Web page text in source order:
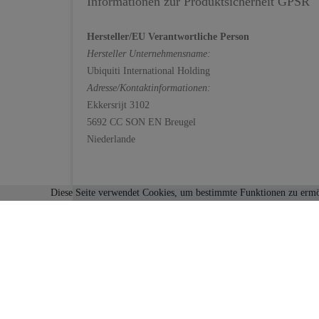
Hersteller/EU Verantwortliche Person
Hersteller Unternehmensname:
Ubiquiti International Holding
Adresse/Kontaktinformationen:
Ekkersrijt 3102
5692 CC SON EN Breugel
Niederlande
Diese Seite verwendet Cookies, um bestimmte Funktionen zu